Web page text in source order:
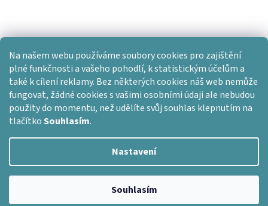
Na našem webu používáme soubory cookies pro zajištění
plné funkčnosti a vašeho pohodlí, k statistickým účelům a
také k cílení reklamy. Bez některých cookies náš web nemůže
fungovat, žádné cookies s vašimi osobními údaji ale nebudou
použity do momentu, než udělíte svůj souhlas klepnutím na
tlačítkoSouhlasím.
Nastavení
Souhlasím
Vytvořil Shoptet
Dlažba skladem. Všechna práva vyhrazena.